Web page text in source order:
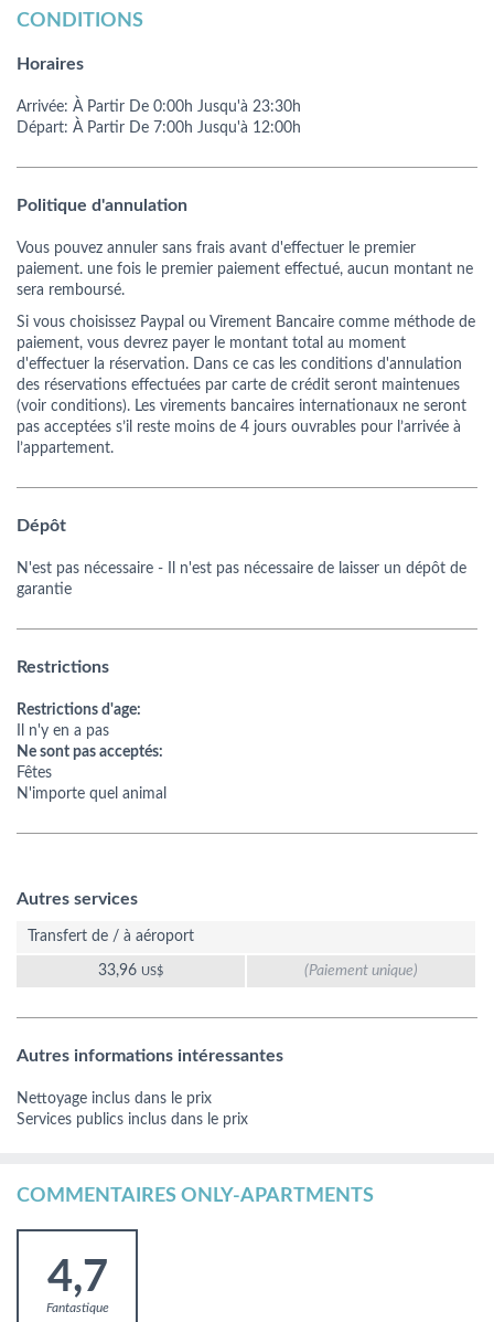
CONDITIONS
Horaires
Arrivée: À Partir De 0:00h Jusqu'à 23:30h
Départ: À Partir De 7:00h Jusqu'à 12:00h
Politique d'annulation
Vous pouvez annuler sans frais avant d'effectuer le premier
paiement. une fois le premier paiement effectué, aucun montant ne
sera remboursé.
Si vous choisissez Paypal ou Virement Bancaire comme méthode de
paiement, vous devrez payer le montant total au moment
d'effectuer la réservation. Dans ce cas les conditions d'annulation
des réservations effectuées par carte de crédit seront maintenues
(voir conditions). Les virements bancaires internationaux ne seront
pas acceptées s’il reste moins de 4 jours ouvrables pour l’arrivée à
l’appartement.
Dépôt
N'est pas nécessaire - Il n'est pas nécessaire de laisser un dépôt de
garantie
Restrictions
Restrictions d'age:
Il n'y en a pas
Ne sont pas acceptés:
Fêtes
N'importe quel animal
Autres services
Transfert de / à aéroport
33,96 US$ (Paiement unique)
Autres informations intéressantes
Nettoyage inclus dans le prix
Services publics inclus dans le prix
COMMENTAIRES ONLY-APARTMENTS
4,7
Fantastique